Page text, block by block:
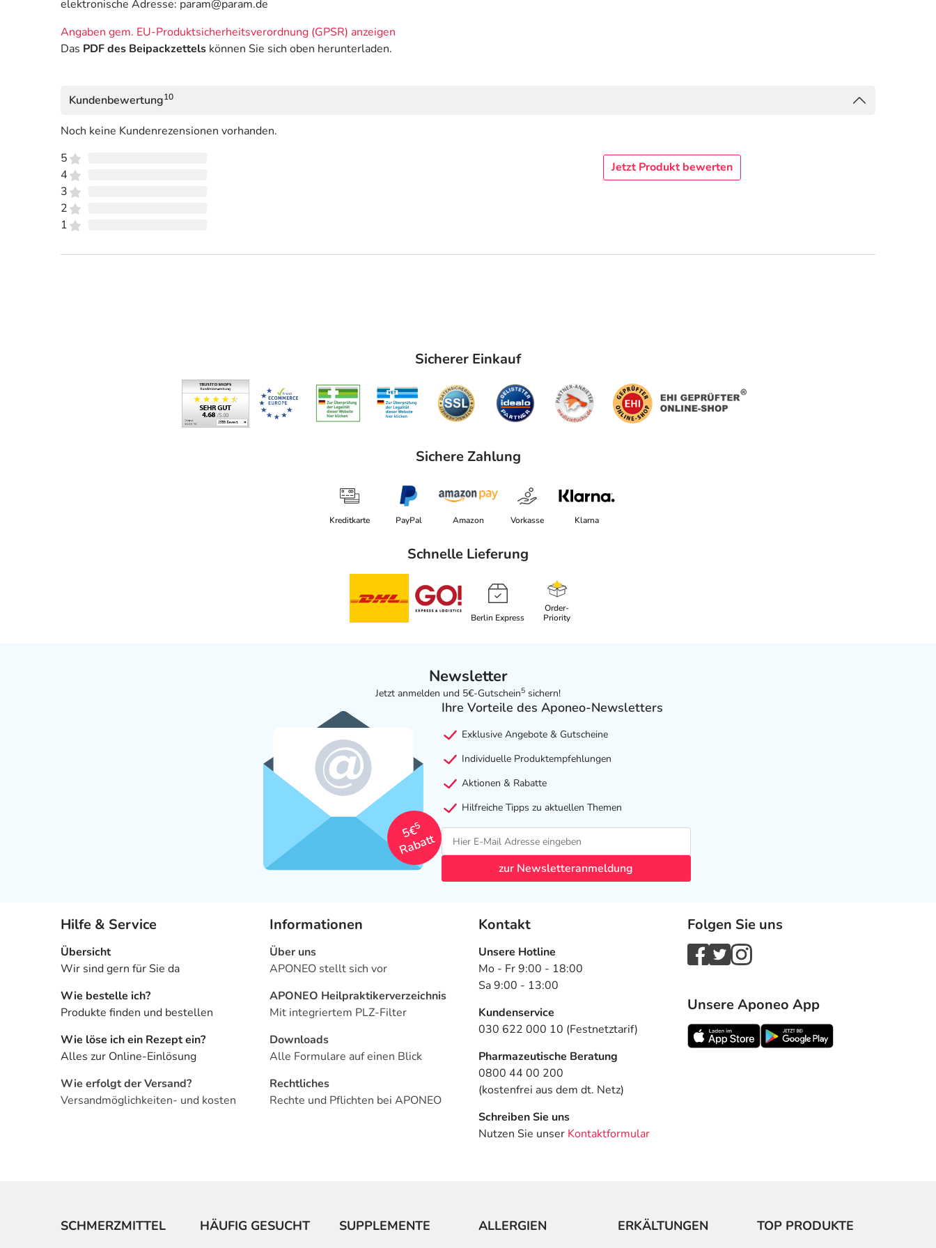
elektronische Adresse: param@param.de
Angaben gem. EU-Produktsicherheitsverordnung (GPSR) anzeigen
Das PDF des Beipackzettels können Sie sich oben herunterladen.
Kundenbewertung10
Noch keine Kundenrezensionen vorhanden.
5
4
3
2
1
Jetzt Produkt bewerten
Sicherer Einkauf
Sichere Zahlung
Kreditkarte PayPal Amazon Vorkasse Klarna
Schnelle Lieferung
Berlin Express
Order-
Priority
Newsletter
Jetzt anmelden und 5€-Gutschein5 sichern!
5€
5
Rabatt
Ihre Vorteile des Aponeo-Newsletters
Exklusive Angebote & Gutscheine
Individuelle Produktempfehlungen
Aktionen & Rabatte
Hilfreiche Tipps zu aktuellen Themen
zur Newsletteranmeldung
Hilfe & Service
Übersicht
Wir sind gern für Sie da
Wie bestelle ich?
Produkte finden und bestellen
Wie löse ich ein Rezept ein?
Alles zur Online-Einlösung
Wie erfolgt der Versand?
Versandmöglichkeiten- und kosten
Informationen
Über uns
APONEO stellt sich vor
APONEO Heilpraktikerverzeichnis
Mit integriertem PLZ-Filter
Downloads
Alle Formulare auf einen Blick
Rechtliches
Rechte und Pflichten bei APONEO
Kontakt
Unsere Hotline
Mo - Fr 9:00 - 18:00
Sa 9:00 - 13:00
Kundenservice
030 622 000 10 (Festnetztarif)
Pharmazeutische Beratung
0800 44 00 200
(kostenfrei aus dem dt. Netz)
Schreiben Sie uns
Nutzen Sie unser Kontaktformular
Folgen Sie uns
Unsere Aponeo App
SCHMERZMITTEL HÄUFIG GESUCHT SUPPLEMENTE ALLERGIEN ERKÄLTUNGEN TOP PRODUKTE